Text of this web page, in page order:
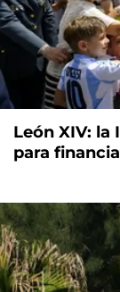
León XIV: la
para